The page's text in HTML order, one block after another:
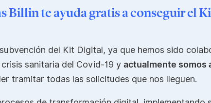
Billin te ayuda gratis a conseguir el
del Kit Digital, ya que hemos sido
sanitaria del Covid-19 y actualmente somos
tramitar todas las solicitudes que nos lleguen.